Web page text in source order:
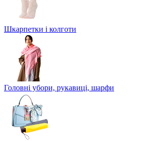
Шкарпетки і колготи
Головні убори, рукавиці, шарфи